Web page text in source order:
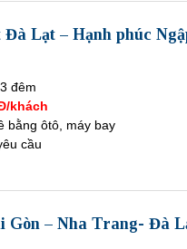
Lạt – Hạnh phúc
đêm
khách
bằng ôtô, máy bay
cầu
Gòn – Nha Trang- Đà